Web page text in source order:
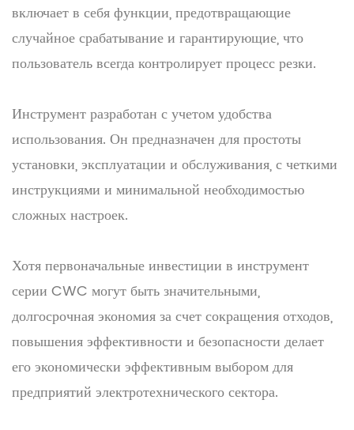
включает в себя функции, предотвращающие
случайное срабатывание и гарантирующие, что
пользователь всегда контролирует процесс резки.
Инструмент разработан с учетом удобства
использования. Он предназначен для простоты
установки, эксплуатации и обслуживания, с четкими
инструкциями и минимальной необходимостью
сложных настроек.
Хотя первоначальные инвестиции в инструмент
серии CWC могут быть значительными,
долгосрочная экономия за счет сокращения отходов,
повышения эффективности и безопасности делает
его экономически эффективным выбором для
предприятий электротехнического сектора.